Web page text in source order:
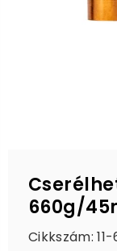
660g/
Cikkszám: